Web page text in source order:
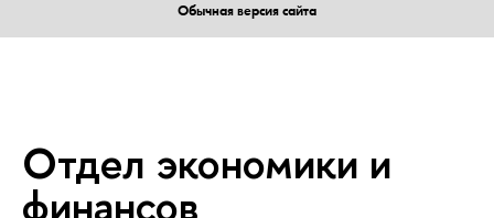
Обычная версия сайта
Отдел экономики и
финансов